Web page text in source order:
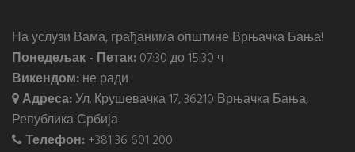
На услузи Вама, грађанима општине Врњачка Бања!
Понедељак - Петак:07:30 до 15:30 ч
Викендом:не ради
Адреса:Ул. Крушевачка 17, 36210 Врњачка Бања,
Република Србија
Телефон:+381 36 601 200